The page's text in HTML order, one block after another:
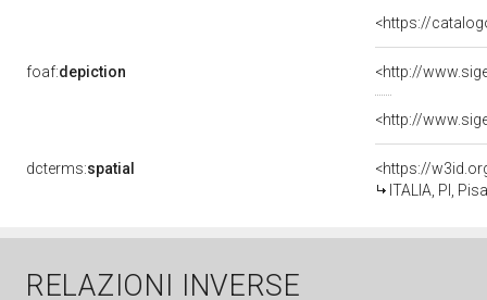
<https://
foaf:depiction
dcterms:spatial
<https://
ITALIA, PI, Pisa
RELAZIONI INVERSE